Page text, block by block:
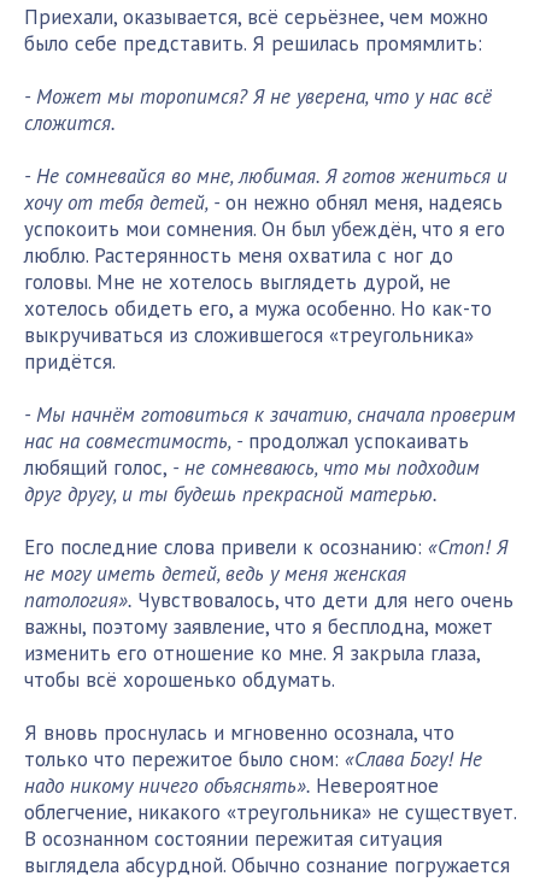
Приехали, оказывается, всё серьёзнее, чем можно
было себе представить. Я решилась промямлить:
- Может мы торопимся? Я не уверена, что у нас всё
сложится.
- Не сомневайся во мне, любимая. Я готов жениться и
хочу от тебя детей, -он нежно обнял меня, надеясь
успокоить мои сомнения. Он был убеждён, что я его
люблю. Растерянность меня охватила с ног до
головы. Мне не хотелось выглядеть дурой, не
хотелось обидеть его, а мужа особенно. Но как-то
выкручиваться из сложившегося «треугольника»
придётся.
- Мы начнём готовиться к зачатию, сначала проверим
нас на совместимость, - продолжал успокаивать
любящий голос, - не сомневаюсь, что мы подходим
друг другу, и ты будешь прекрасной матерью.
Его последние слова привели к осознанию: «Стоп! Я
не могу иметь детей, ведь у меня женская
патология». Чувствовалось, что дети для него очень
важны, поэтому заявление, что я бесплодна, может
изменить его отношение ко мне. Я закрыла глаза,
чтобы всё хорошенько обдумать.
Я вновь проснулась и мгновенно осознала, что
только что пережитое было сном: «Слава Богу! Не
надо никому ничего объяснять». Невероятное
облегчение, никакого «треугольника» не существует.
В осознанном состоянии пережитая ситуация
выглядела абсурдной. Обычно сознание погружается